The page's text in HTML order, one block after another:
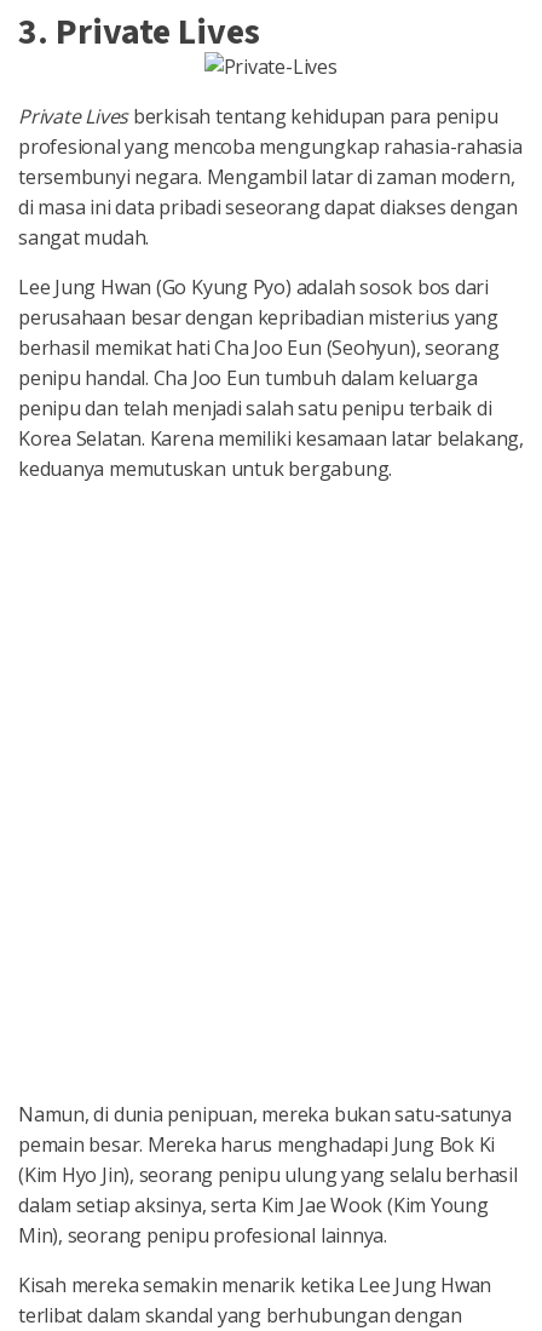
3. Private Lives
Private Livesberkisah tentang kehidupan para penipu
profesional yang mencoba mengungkap rahasia-rahasia
tersembunyi negara. Mengambil latar di zaman modern,
di masa ini data pribadi seseorang dapat diakses dengan
sangat mudah.
Lee Jung Hwan (Go Kyung Pyo) adalah sosok bos dari
perusahaan besar dengan kepribadian misterius yang
berhasil memikat hati Cha Joo Eun (Seohyun), seorang
penipu handal. Cha Joo Eun tumbuh dalam keluarga
penipu dan telah menjadi salah satu penipu terbaik di
Korea Selatan. Karena memiliki kesamaan latar belakang,
keduanya memutuskan untuk bergabung.
Namun, di dunia penipuan, mereka bukan satu-satunya
pemain besar. Mereka harus menghadapi Jung Bok Ki
(Kim Hyo Jin), seorang penipu ulung yang selalu berhasil
dalam setiap aksinya, serta Kim Jae Wook (Kim Young
Min), seorang penipu profesional lainnya.
Kisah mereka semakin menarik ketika Lee Jung Hwan
terlibat dalam skandal yang berhubungan dengan